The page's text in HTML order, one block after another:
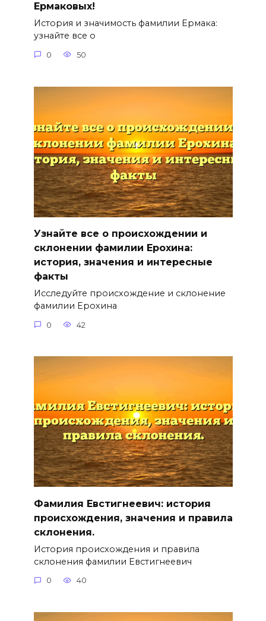
Ермаковых!
История и значимость фамилии Ермака:
узнайте все о
0 50
Узнайте все о происхождении и
склонении фамилии Ерохина:
история, значения и интересные
факты
Исследуйте происхождение и склонение
фамилии Ерохина
0 42
Фамилия Евстигнеевич: история
происхождения, значения и правила
склонения.
История происхождения и правила
склонения фамилии Евстигнеевич
0 40